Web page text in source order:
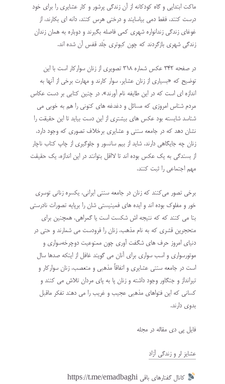
ماکت ابتدایی و گاه کودکانه از آن زندگی پرشور و کار عشایری را برای خود
درست کنند، فقط دمی بیاسایند و درختی هرس کنند، دانه ای بکارند، از
غوغای زندگی زندانواره شهری کمی فاصله بگیرند و دوباره به همان زندان
زندگی شهری بازگردند که چون کبوتری جَلد قفس آن شده اند.
در صفحه ۳۴۲ عکس شماره ۳۱۸ تصویری از زنان سوارکار است با این
توضیح که «بسیاری از زنان عشایر، سوار کارند و مهارت برخی از آنها به
اندازه ای است که در این طایفه نام آورند». در چنین کتابی بر دست عکاس
مردم شناس امروزی که مسائل و دغدغه های کنونی را هم به خوبی می
شناسد شایسته بود عکس های بیشتری از این دست بیاید تا این حقیقت را
نشان دهد که در جامعه سنتی و عشایری برخلاف تصوری که وجود دارد،
زنان چه جایگاهی دارند. شاید از بیم سانسور و جلوگیری از چاپ کتاب ناچار
از بسندگی به یک عکس بوده اند تا لااقل بتوانند در این اندازه، یک حقیقت
مهم اجتماعی را ثبت کنند.
برخی تصور می‌کنند که زنان در جامعه سنتی ایرانی، یکسره زنانی توسری
خور و مفلوک بوده اند و ایده های فمینیستی شان را برپایه تصورات نادرستی
بنا می کنند که که نتیجه اش شکست است یا گمراهی. همچنین برای
متحجرین قشری که به نام مذهب، زنان را فرودست می شمارند و حتی در
دنیای امروز حرف های شگفت آوری چون ممنوعیت دوچرخه‌سواری و
موتورسواری و اسب سواری برای آنان می گویند غافل از اینکه صدها سال
است در جامعه سنتی عشایری و اتفاقاً مذهبی و متعصب، زنان سوارکار و
تیرانداز و جنگاور وجود داشته و زنان پا به پای مردان تلاش می کنند و
کسانی که این فتواهای مذهبی عجیب و غریب را می دهند تفکر ماقبل
بدوی دارند.
فایل پی دی مقاله در مجله
عشایز لر و زندگی آزاد
کانال گفتارهای باقی https://t.me/emadbaghi